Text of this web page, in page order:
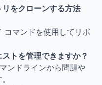
をクローンする方法
コマンドを使用してリポ
トを管理できますか？
ンドラインから問題や